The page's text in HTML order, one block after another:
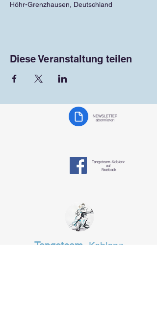
Höhr-Grenzhausen, Deutschland
Diese Veranstaltung teilen
NEWSLETTER
abonnieren
Tangoteam-Koblenz
auf
Facebook
Tangoteam Koblenz